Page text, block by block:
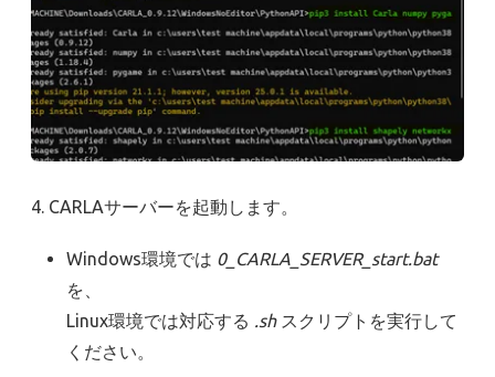
4. CARLAサーバーを起動します。
Windows環境では 0_CARLA_SERVER_start.bat
を、
Linux環境では対応する .shスクリプトを実行して
ください。